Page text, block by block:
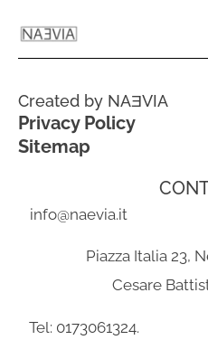
Created by NAƎVIA
Privacy Policy
Sitemap
info@naevia.it
Piazza Italia
Cesare
Tel: